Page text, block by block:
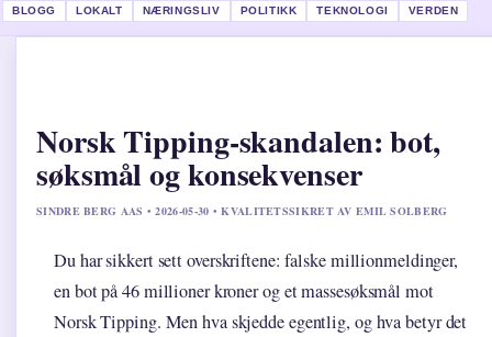
BLOGG LOKALT NÆRINGSLIV POLITIKK TEKNOLOGI VERDEN
Norsk Tipping-skandalen: bot,
søksmål og konsekvenser
SINDRE BERG AAS • 2026-05-30 • KVALITETSSIKRET AV EMIL SOLBERG
Du har sikkert sett overskriftene: falske millionmeldinger,
en bot på 46 millioner kroner og et massesøksmål mot
Norsk Tipping. Men hva skjedde egentlig, og hva betyr det